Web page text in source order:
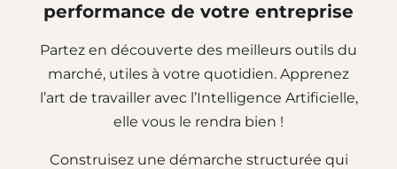
performance de votre entreprise
Partez en découverte des meilleurs outils du
marché, utiles à votre quotidien. Apprenez
l’art de travailler avec l’Intelligence Artificielle,
elle vous le rendra bien !
Construisez une démarche structurée qui